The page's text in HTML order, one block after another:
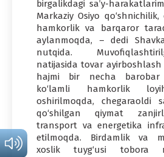
birgalikdagi sa’y-
Markaziy Osiyo
hamkorlik va barqaror
aylanmoqda, – dedi
nutqida.
natijasida tovar
hajmi bir necha barobar
ko‘lamli hamkorlik
oshirilmoqda, chegaraoldi
qo‘shilgan qiymat
transport va energetika
etilmoqda. Birdamlik va
xoslik tuyg‘usi tobora